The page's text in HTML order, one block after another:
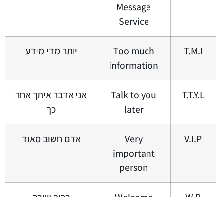
Message
Service
T.M.I
Too much
information
יותר מדי מידע
T.T.Y.L
Talk to you
later
אני אדבר איתך אחר
כך
V.I.P
Very
important
person
אדם חשוב מאוד